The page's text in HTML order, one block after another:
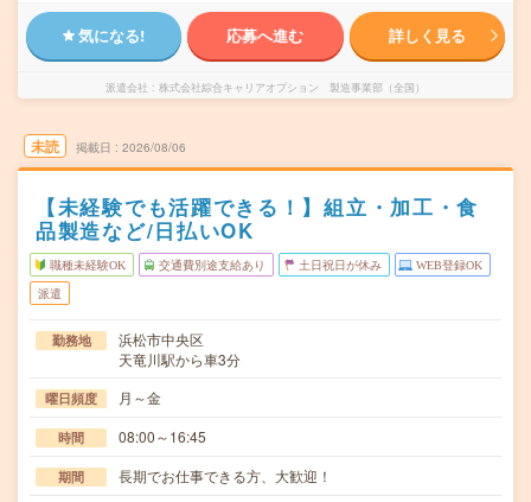
気になる! 応募へ進む 詳しく見る
派遣会社 株式会社綜合キャリアオプション 製造事業部（全国）
未読 掲載日 2026/08/06
【未経験でも活躍できる！】組立・加工・食
品製造など/日払いOK
職種未経験OK 交通費別途支給あり 土日祝日が休み WEB登録OK
派遣
勤務地
浜松市中央区
天竜川駅から車3分
曜日頻度 月～金
時間 08:00～16:45
期間 長期でお仕事できる方、大歓迎！